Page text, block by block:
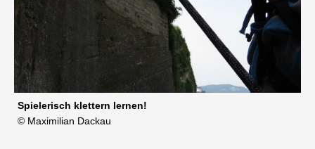
Spielerisch klettern lernen!
© Maximilian Dackau